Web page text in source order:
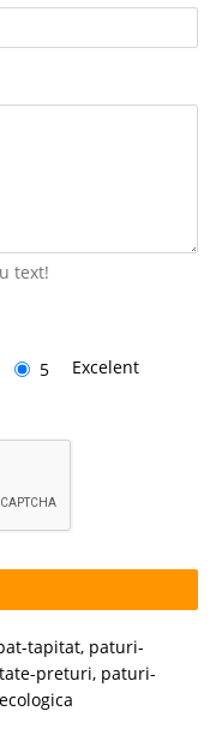
text!
5 Excelent
tapitat, paturi-
preturi, paturi-